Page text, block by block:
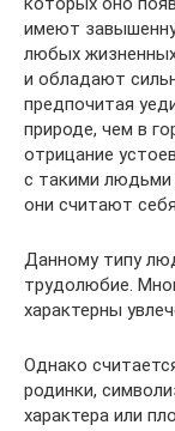
имеют
любых
и обладают
предпочитая
природе, чем в
отрицание
с такими
они считают
Данному типу
трудолюбие.
характерны
Однако
родинки,
характера или